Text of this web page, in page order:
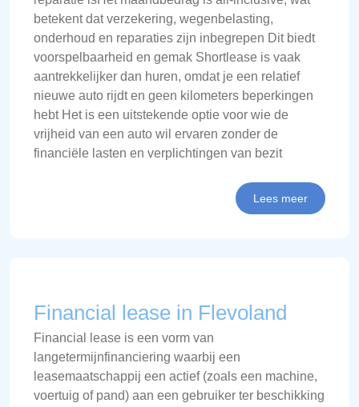
betekent dat verzekering, wegenbelasting,
onderhoud en reparaties zijn inbegrepen Dit biedt
voorspelbaarheid en gemak Shortlease is vaak
aantrekkelijker dan huren, omdat je een relatief
nieuwe auto rijdt en geen kilometers beperkingen
hebt Het is een uitstekende optie voor wie de
vrijheid van een auto wil ervaren zonder de
financiële lasten en verplichtingen van bezit
Lees meer
Financial lease in Flevoland
Financial lease is een vorm van
langetermijnfinanciering waarbij een
leasemaatschappij een actief (zoals een machine,
voertuig of pand) aan een gebruiker ter beschikking